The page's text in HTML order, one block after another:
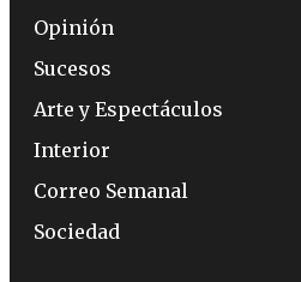
Opinión
Sucesos
Arte y Espectáculos
Interior
Correo Semanal
Sociedad